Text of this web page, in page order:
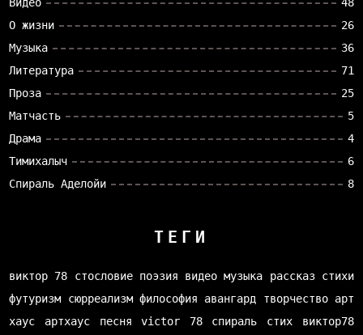
О жизни
26
Музыка
36
Литература
71
Проза
25
Матчасть
5
Драма
4
Тимихалыч
6
Спираль Аделойи
8
ТЕГИ
виктор 78 стословие поэзия видео музыка рассказ стихи
футуризм
сюрреализм философия авангард творчество арт
хаус
артхаус песня victor 78 спираль стих виктор78